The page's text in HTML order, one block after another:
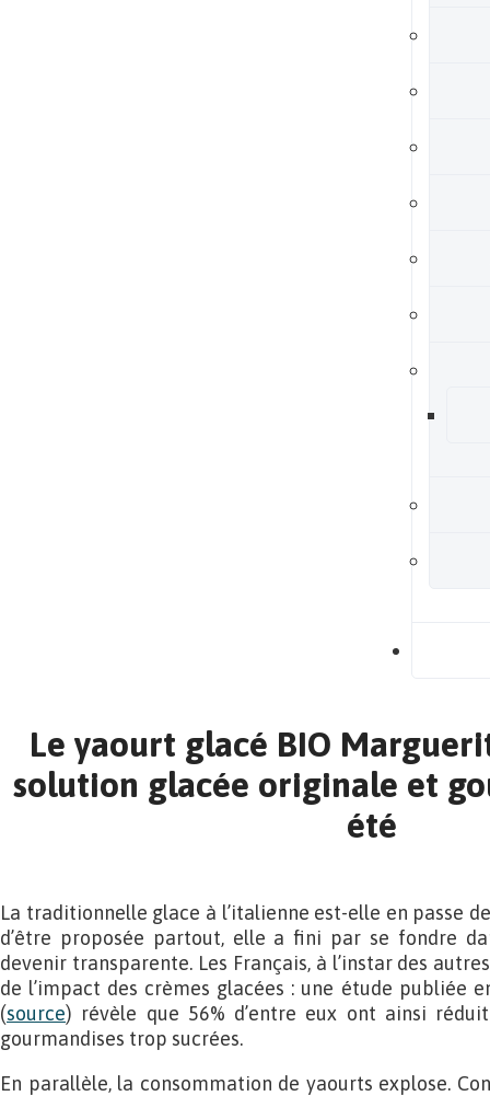
Le yaourt glacé BIO
solution glacée originale et
été
La traditionnelle glace à l’italienne est-elle en passe
d’être proposée partout, elle a fini par se fondre
devenir transparente. Les Français, à l’instar des
de l’impact des crèmes glacées : une étude publiée
(source) révèle que 56% d’entre eux ont ainsi
gourmandises trop sucrées.
En parallèle, la consommation de yaourts explose.